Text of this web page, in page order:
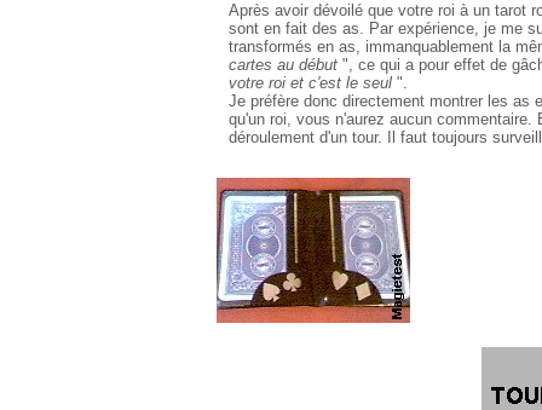
Après avoir dévoilé que votre roi à un tarot
sont en fait des as. Par expérience, je me
transformés en as, immanquablement la
cartes au début ", ce qui a pour effet de
votre roi et c'est le seul ".
Je préfère donc directement montrer les as
qu'un roi, vous n'aurez aucun
déroulement d'un tour. Il faut toujours